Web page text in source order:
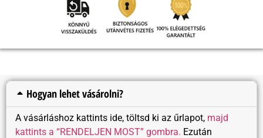
Hogyan lehet vásárolni?
A vásárláshoz kattints ide, töltsd ki az űrlapot, majd
kattints a “RENDELJEN MOST” gombra. Ezután